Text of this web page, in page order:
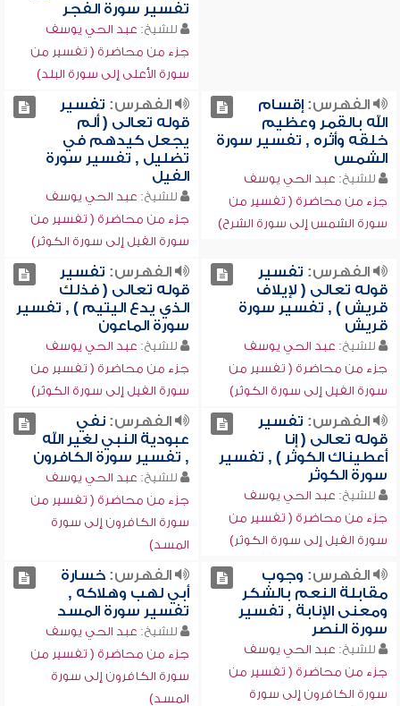
تفسير سورة الفجر
للشيخ: عبد الحي يوسف
جزء من محاضرة ( تفسير من
سورة الأعلى إلى سورة البلد)
الفهرس:إقسام
الله بالقمر وعظيم
خلقه وأثره , تفسير سورة
الشمس
للشيخ: عبد الحي يوسف
جزء من محاضرة ( تفسير من
سورة الشمس إلى سورة الشرح)
الفهرس: تفسير
قوله تعالى ( ألم
يجعل كيدهم في
تضليل , تفسير سورة
الفيل
للشيخ: عبد الحي يوسف
جزء من محاضرة ( تفسير من
سورة الفيل إلى سورة الكوثر)
الفهرس: تفسير
قوله تعالى ( لإيلاف
قريش ) , تفسير سورة
قريش
للشيخ: عبد الحي يوسف
جزء من محاضرة ( تفسير من
سورة الفيل إلى سورة الكوثر)
الفهرس: تفسير
قوله تعالى ( فذلك
الذي يدع اليتيم ) , تفسير
سورة الماعون
للشيخ: عبد الحي يوسف
جزء من محاضرة ( تفسير من
سورة الفيل إلى سورة الكوثر)
الفهرس: تفسير
قوله تعالى ( إنا
أعطيناك الكوثر ) , تفسير
سورة الكوثر
للشيخ: عبد الحي يوسف
جزء من محاضرة ( تفسير من
سورة الفيل إلى سورة الكوثر)
الفهرس:نفي
عبودية النبي لغير الله
, تفسير سورة الكافرون
للشيخ: عبد الحي يوسف
جزء من محاضرة ( تفسير من
سورة الكافرون إلى سورة
المسد)
الفهرس: وجوب
مقابلة النعم بالشكر
ومعنى الإنابة , تفسير
سورة النصر
للشيخ: عبد الحي يوسف
جزء من محاضرة ( تفسير من
سورة الكافرون إلى سورة
الفهرس:خسارة
أبي لهب وهلاكه ,
تفسير سورة المسد
للشيخ: عبد الحي يوسف
جزء من محاضرة ( تفسير من
سورة الكافرون إلى سورة
المسد)